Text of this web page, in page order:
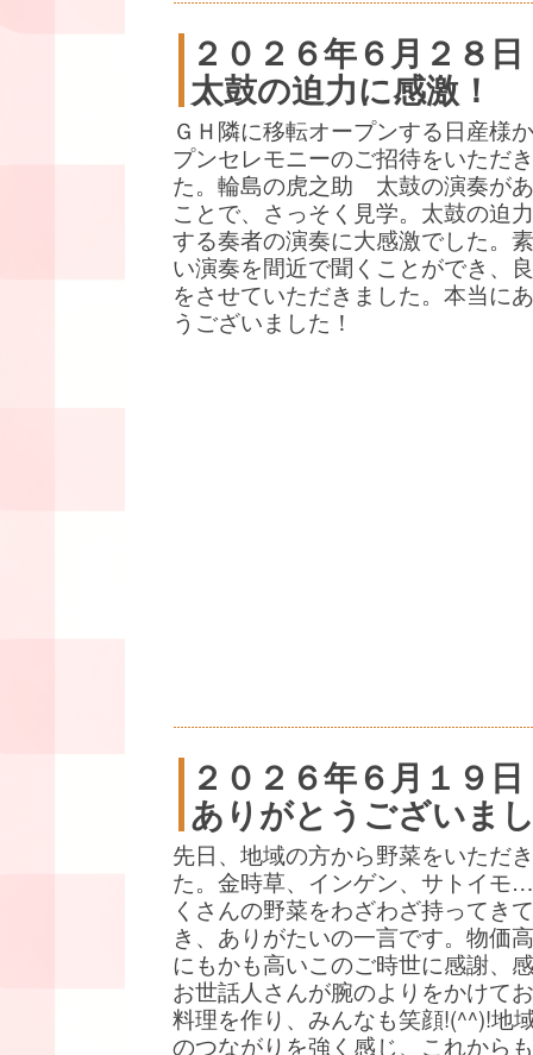
２０２６年６月２８日
太鼓の迫力に感激！
ＧＨ隣に移転オープンする日産様
プンセレモニーのご招待をいただ
た。輪島の虎之助 太鼓の演奏が
ことで、さっそく見学。太鼓の迫
する奏者の演奏に大感激でした。
い演奏を間近で聞くことができ、
をさせていただきました。本当に
うございました！
２０２６年６月１９日
ありがとうございま
先日、地域の方から野菜をいただ
た。金時草、インゲン、サトイモ
くさんの野菜をわざわざ持ってき
き、ありがたいの一言です。物価
にもかも高いこのご時世に感謝、
お世話人さんが腕のよりをかけて
料理を作り、みんなも笑顔!(^^)!地
のつながりを強く感じ、これから